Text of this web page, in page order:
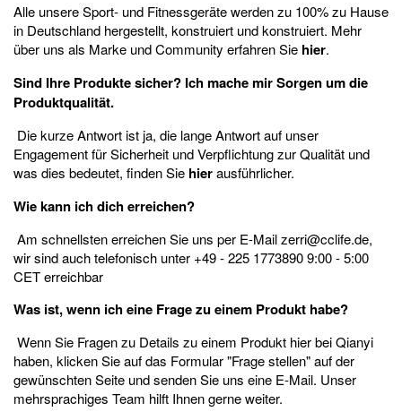
Alle unsere Sport- und Fitnessgeräte werden zu 100% zu Hause
in Deutschland hergestellt, konstruiert und konstruiert. Mehr
über uns als Marke und Community erfahren Sie hier.
Sind Ihre Produkte sicher? Ich mache mir Sorgen um die
Produktqualität.
Die kurze Antwort ist ja, die lange Antwort auf unser
Engagement für Sicherheit und Verpflichtung zur Qualität und
was dies bedeutet, finden Sie hierausführlicher.
Wie kann ich dich erreichen?
Am schnellsten erreichen Sie uns per E-Mail zerri@cclife.de,
wir sind auch telefonisch unter +49 - 225 1773890 9:00 - 5:00
CET erreichbar
Was ist, wenn ich eine Frage zu einem Produkt habe?
Wenn Sie Fragen zu Details zu einem Produkt hier bei Qianyi
haben, klicken Sie auf das Formular "Frage stellen" auf der
gewünschten Seite und senden Sie uns eine E-Mail. Unser
mehrsprachiges Team hilft Ihnen gerne weiter.